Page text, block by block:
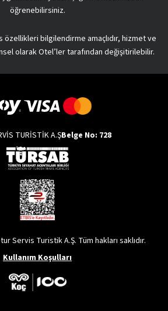
öğrenebilirsiniz.
bilgilendirme amaçlıdır, hizmet ve
olarak Otel’ler tarafından değişitirilebilir.
TURİSTİK A.ŞBelge No: 728
Servis Turistik A.Ş. Tüm hakları saklıdır.
Kullanım Koşulları